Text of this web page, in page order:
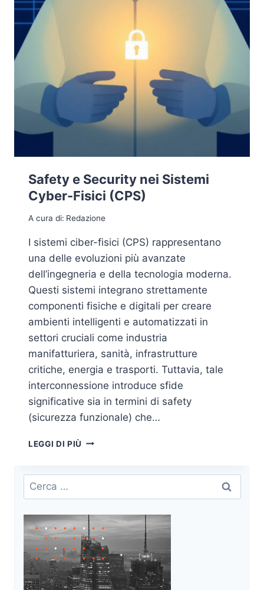
Safety e Security nei Sistemi
Cyber-Fisici (CPS)
A cura di: Redazione
I sistemi ciber-fisici (CPS) rappresentano
una delle evoluzioni più avanzate
dell’ingegneria e della tecnologia moderna.
Questi sistemi integrano strettamente
componenti fisiche e digitali per creare
ambienti intelligenti e automatizzati in
settori cruciali come industria
manifatturiera, sanità, infrastrutture
critiche, energia e trasporti. Tuttavia, tale
interconnessione introduce sfide
significative sia in termini di safety
(sicurezza funzionale) che…
LEGGI DI PIÙ SAFETY
NEI
CYBER-
FISICI
(CPS)
Ricerca
per: